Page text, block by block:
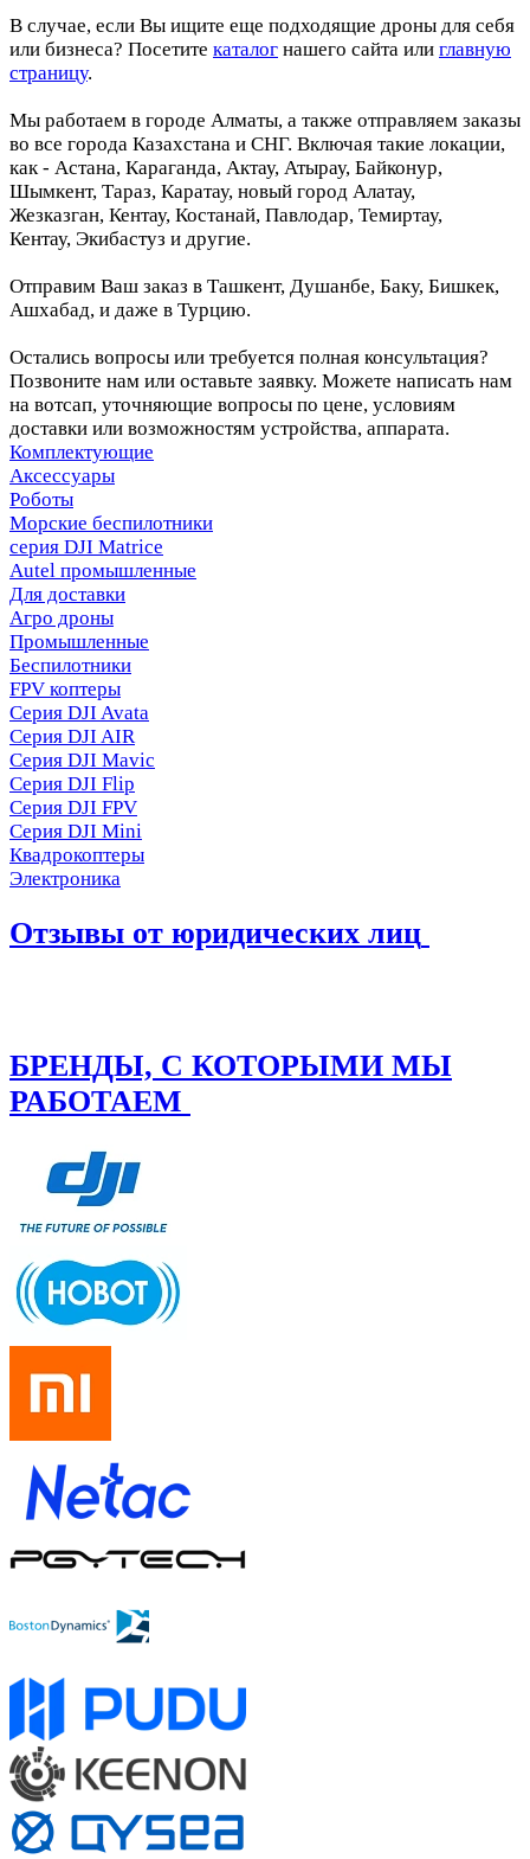
В случае, если Вы ищите еще подходящие дроны для себя
или бизнеса? Посетите каталог нашего сайта или главную
страницу.
Мы работаем в городе Алматы, а также отправляем заказы
во все города Казахстана и СНГ. Включая такие локации,
как - Астана, Караганда, Актау, Атырау, Байконур,
Шымкент, Тараз, Каратау, новый город Алатау,
Жезказган, Кентау, Костанай, Павлодар, Темиртау,
Кентау, Экибастуз и другие.
Отправим Ваш заказ в Ташкент, Душанбе, Баку, Бишкек,
Ашхабад, и даже в Турцию.
Остались вопросы или требуется полная консультация?
Позвоните нам или оставьте заявку. Можете написать нам
на вотсап, уточняющие вопросы по цене, условиям
доставки или возможностям устройства, аппарата.
Комплектующие
Аксессуары
Роботы
Морские беспилотники
серия DJI Matrice
Autel промышленные
Для доставки
Агро дроны
Промышленные
Беспилотники
FPV коптеры
Серия DJI Avata
Серия DJI AIR
Серия DJI Mavic
Серия DJI Flip
Серия DJI FPV
Серия DJI Mini
Квадрокоптеры
Электроника
Отзывы от юридических лиц
БРЕНДЫ, С КОТОРЫМИ МЫ
РАБОТАЕМ